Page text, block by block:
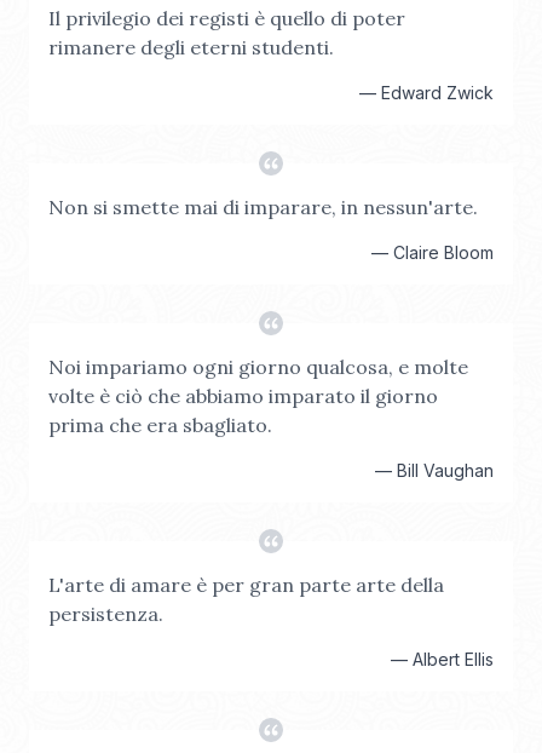
Il privilegio dei registi è quello di poter
rimanere degli eterni studenti.
— Edward Zwick
Non si smette mai di imparare, in nessun'arte.
— Claire Bloom
Noi impariamo ogni giorno qualcosa, e molte
volte è ciò che abbiamo imparato il giorno
prima che era sbagliato.
— Bill Vaughan
L'arte di amare è per gran parte arte della
persistenza.
— Albert Ellis